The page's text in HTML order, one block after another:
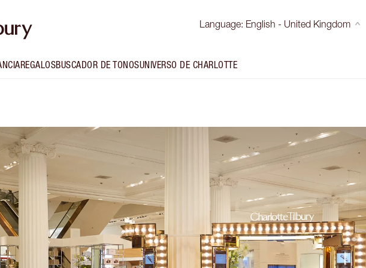
Language: English - United Kingdom
REGALOSBUSCADOR DE TONOSUNIVERSO DE CHARLOTTE